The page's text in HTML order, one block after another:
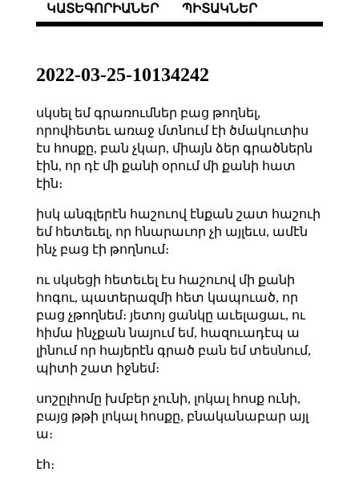
ԿԱՏԵԳՈՐԻԱՆԵՐ ՊԻՏԱԿՆԵՐ
2022-03-25-10134242
սկսել եմ գրառումներ բաց թողնել,
որովհետեւ առաջ մտնում էի ծմակուտիս
էս հոսքը, բան չկար, միայն ձեր գրածներն
էին, որ դէ մի քանի օրում մի քանի հատ
էին։
իսկ անգլերէն հաշուով էնքան շատ հաշուի
եմ հետեւել, որ հնարաւոր չի այլեւս, ամէն
ինչ բաց էի թողնում։
ու սկսեցի հետեւել էս հաշուով մի քանի
հոգու, պատերազմի հետ կապուած, որ
բաց չթողնեմ։ յետոյ ցանկը աւելացաւ, ու
հիմա ինչքան նայում եմ, հազուադէպ ա
լինում որ հայերէն գրած բան եմ տեսնում,
պիտի շատ իջնեմ։
սոշըլհոմը խմբեր չունի, լոկալ հոսք ունի,
բայց թթի լոկալ հոսքը, բնականաբար այլ
ա։
էհ։